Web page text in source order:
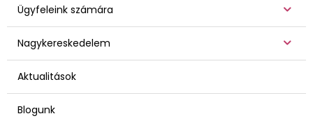
Ügyfeleink számára
Nagykereskedelem
Aktualitások
Blogunk